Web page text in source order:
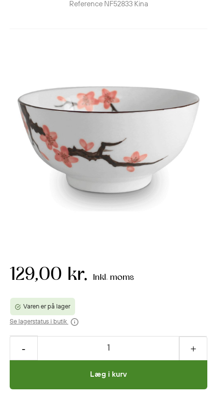
Reference NF52833 Kina
129,00 kr. Inkl. moms
Varen er på lager
Se lagerstatus i butik
Læg i kurv